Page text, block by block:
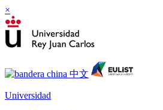
×
Universidad